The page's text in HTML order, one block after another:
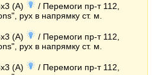
(A)
/ Перемоги пр-т 112,
рух в напрямку ст. м.
(A)
/ Перемоги пр-т 112,
рух в напрямку ст. м.
(A)
/ Перемоги пр-т 112,